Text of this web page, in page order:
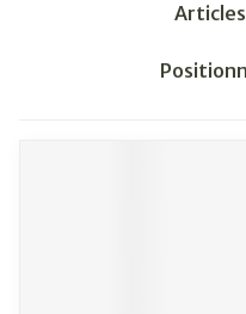
Articles
Trier par: